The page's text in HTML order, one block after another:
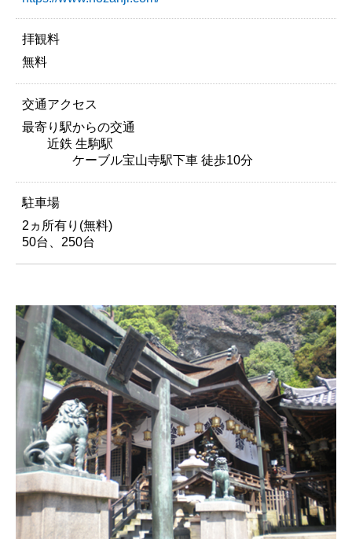
拝観料
無料
交通アクセス
最寄り駅からの交通
近鉄 生駒駅
ケーブル宝山寺駅下車 徒歩10分
駐車場
2ヵ所有り(無料)
50台、250台